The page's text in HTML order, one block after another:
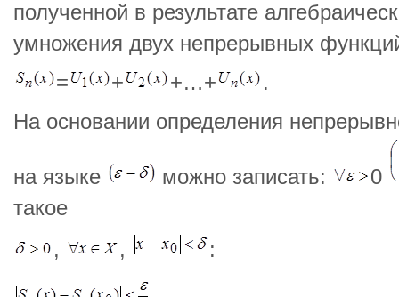
полученной в результате
умножения двух непрерывных
=
+ +…+
.
На основании определения
на языке можно записать:
0
такое
,
, :